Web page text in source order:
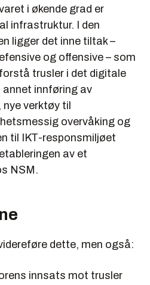
i økende grad er
infrastruktur. I den
ligger det inne tiltak –
og offensive – som
trusler i det digitale
innføring av
verktøy til
overvåking og
til IKT-responsmiljøet
av et
NSM.
dette, men også:
innsats mot trusler